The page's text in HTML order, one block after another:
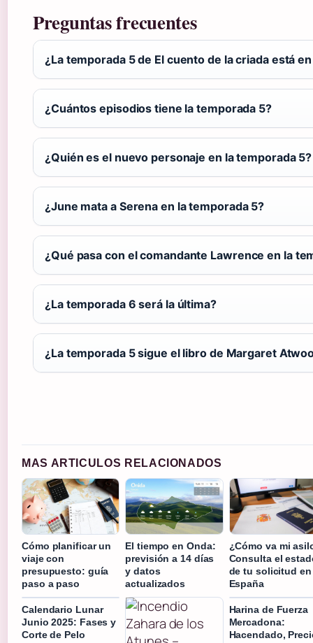
Preguntas frecuentes
¿La temporada 5 de El cuento de la criada está
¿Cuántos episodios tiene la temporada 5?
¿Quién es el nuevo personaje en la temporada 5?
¿June mata a Serena en la temporada 5?
¿Qué pasa con el comandante Lawrence en la
¿La temporada 6 será la última?
¿La temporada 5 sigue el libro de Margaret
MAS ARTICULOS RELACIONADOS
Cómo planificar un
viaje con
presupuesto: guía
paso a paso
El tiempo en Onda:
previsión a 14 días
y datos
actualizados
¿Cómo va mi
Consulta el
de tu solicitud en
España
Calendario Lunar
Junio 2025: Fases y
Corte de Pelo
Harina de Fuerza
Mercadona:
Hacendado,